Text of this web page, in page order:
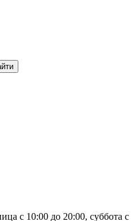
с 10:00 до 20:00, суббота с